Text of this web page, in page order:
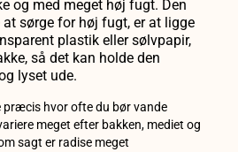
og med meget høj fugt. Den
sørge for høj fugt, er at ligge
plastik eller sølvpapir,
så det kan holde den
lyset ude.
præcis hvor ofte du bør vande
meget efter bakken, mediet og
sagt er radise meget